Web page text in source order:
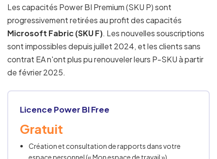
Les capacités Power BI Premium (SKU P) sont
progressivement retirées au profit des capacités
Microsoft Fabric (SKU F). Les nouvelles souscriptions
sont impossibles depuis juillet 2024, et les clients sans
contrat EA n'ont plus pu renouveler leurs P-SKU à partir
de février 2025.
Licence Power BI Free
Gratuit
Création et consultation de rapports dans votre